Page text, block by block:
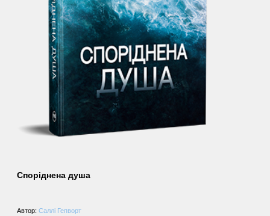
Споріднена душа
Автор:Саллі Гепворт